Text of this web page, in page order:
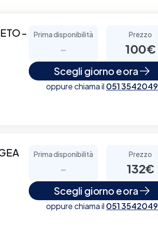
-
Prima disponibilità
-
Prezzo
100€
Scegli giorno e ora
oppure chiama il 051 3542049
Prima disponibilità
-
Prezzo
132€
Scegli giorno e ora
oppure chiama il 051 3542049